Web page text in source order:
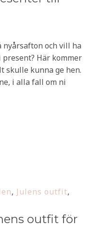
nyårsafton och vill ha
Här kommer
skulle kunna ge hen.
i alla fall om ni
, Julens outfit,
outfit för